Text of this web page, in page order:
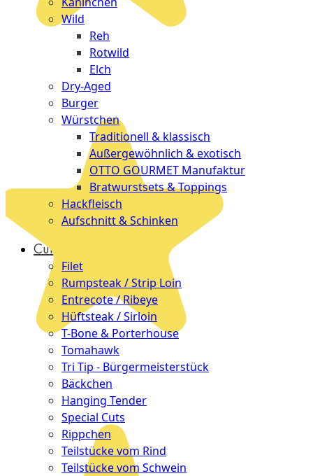
Wild
Reh
Rotwild
Elch
Dry-Aged
Burger
Würstchen
Traditionell & klassisch
Außergewöhnlich & exotisch
OTTO GOURMET Manufaktur
Bratwurstsets & Toppings
Hackfleisch
Aufschnitt & Schinken
Cuts
Filet
Rumpsteak / Strip Loin
Entrecote / Ribeye
Hüftsteak / Sirloin
T-Bone & Porterhouse
Tomahawk
Tri Tip - Bürgermeisterstück
Bäckchen
Hanging Tender
Special Cuts
Rippchen
Teilstücke vom Rind
Teilstücke vom Schwein